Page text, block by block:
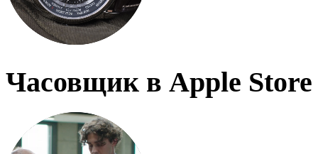
Часовщик в Apple Store